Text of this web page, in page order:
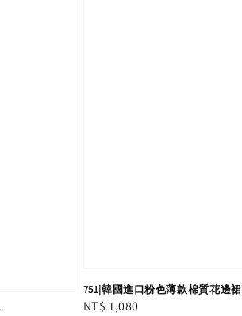
751|韓國進口粉色薄款棉質花邊裙
Regular
NT$ 1,080